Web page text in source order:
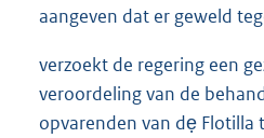
aangeven dat er geweld
verzoekt de regering een
veroordeling van de
opvarenden van dẹ Flotilla